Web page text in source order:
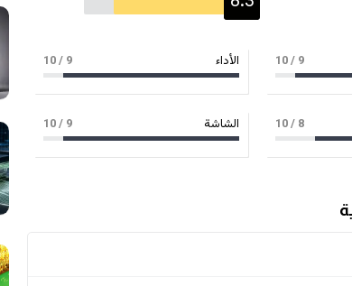
9
/ 10 الأداء 9
/ 10
8
/ 10 الشاشة 9
/ 10